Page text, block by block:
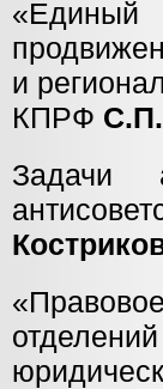
«Единый
и
КПРФ
Задачи